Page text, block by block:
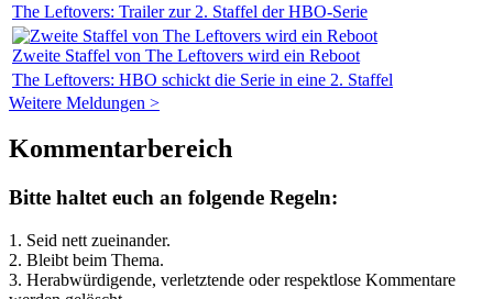
The Leftovers: Trailer zur 2. Staffel der HBO-Serie
Zweite Staffel von The Leftovers wird ein Reboot
The Leftovers: HBO schickt die Serie in eine 2. Staffel
Weitere Meldungen >
Kommentarbereich
Bitte haltet euch an folgende Regeln:
1. Seid nett zueinander.
2. Bleibt beim Thema.
3. Herabwürdigende, verletztende oder respektlose Kommentare